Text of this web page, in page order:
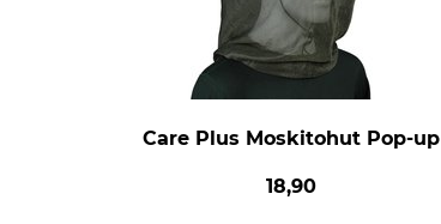
Care Plus Moskitohut Pop-up
18,90